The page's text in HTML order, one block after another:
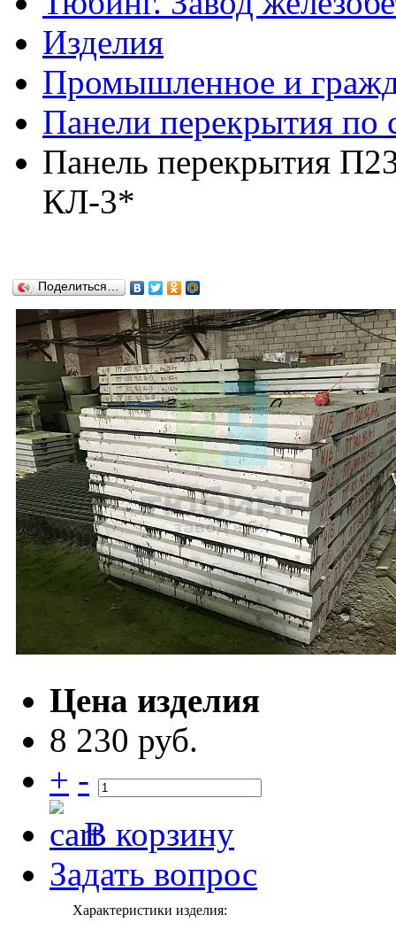
Изделия
Промышленное и
Панели перекрытия по
Панель перекрытия
КЛ-3*
Поделиться…
Цена изделия
8 230 руб.
+ -
В корзину
Задать вопрос
Характеристики изделия: